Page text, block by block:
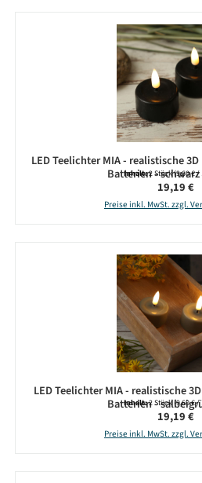
LED Teelichter MIA - realistische
Batterien -
Inhalt:2 Stück(9,60 € /
Regulärer
19,19 €
Preise inkl. MwSt. zzgl.
LED Teelichter MIA - realistische
Batterien -
Inhalt:2 Stück(9,60 € /
Regulärer
19,19 €
Preise inkl. MwSt. zzgl.